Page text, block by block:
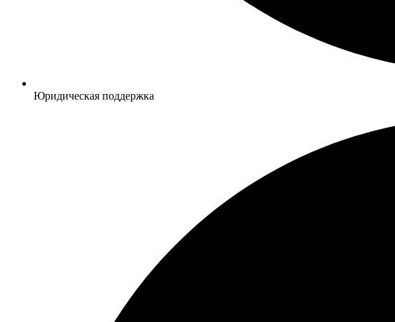
Юридическая поддержка